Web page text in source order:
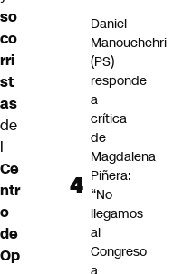
so
co
rri
st
as
de
l
Ce
ntr
o
de
Op
Daniel
Manouchehri
(PS)
responde
a
crítica
de
Magdalena
Piñera:
“No
llegamos
al
Congreso
a